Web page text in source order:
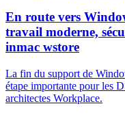
En route vers
travail moderne,
inmac wstore
La fin du support de
étape importante pour les
architectes Workplace.